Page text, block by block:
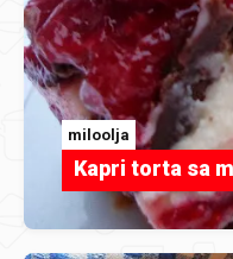
miloolja
Kapri torta sa